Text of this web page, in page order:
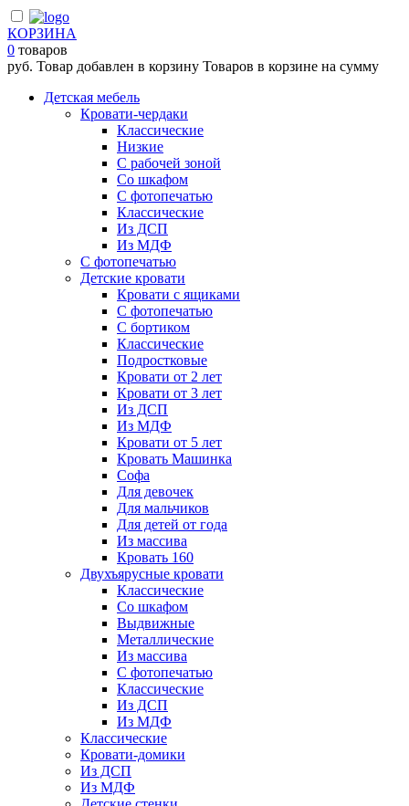
КОРЗИНА
0 товаров
руб. Товар добавлен в корзину Товаров в корзине на сумму
Детская мебель
Кровати-чердаки
Классические
Низкие
С рабочей зоной
Со шкафом
С фотопечатью
Классические
Из ДСП
Из МДФ
С фотопечатью
Детские кровати
Кровати с ящиками
С фотопечатью
С бортиком
Классические
Подростковые
Кровати от 2 лет
Кровати от 3 лет
Из ДСП
Из МДФ
Кровати от 5 лет
Кровать Машинка
Софа
Для девочек
Для мальчиков
Для детей от года
Из массива
Кровать 160
Двухъярусные кровати
Классические
Со шкафом
Выдвижные
Металлические
Из массива
С фотопечатью
Классические
Из ДСП
Из МДФ
Классические
Кровати-домики
Из ДСП
Из МДФ